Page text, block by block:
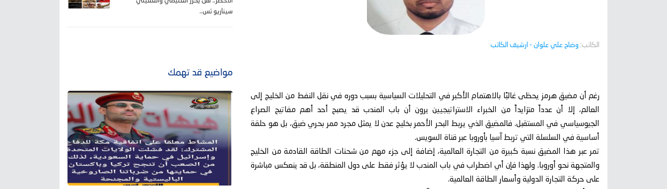
الكاتب: وضاح علي علوان - ارشيف الكاتب
رغم أن مضيق هرمز يحظى غالبًا بالاهتمام الأكبر في التحليلات السياسية بسبب دوره في نقل النفط من الخليج إلى
العالم، إلا أن عدداً متزايداً من الخبراء الاستراتيجيين يرون أن باب المندب قد يصبح أحد أهم مفاتيح الصراع
الجيوسياسي في المستقبل. فالمضيق الذي يربط البحر الأحمر بخليج عدن لا يمثل مجرد ممر بحري ضيق، بل هو حلقة
أساسية في السلسلة التي تربط آسيا بأوروبا عبر قناة السويس.
تمر عبر هذا المضيق نسبة كبيرة من التجارة العالمية، إضافة إلى جزء مهم من شحنات الطاقة القادمة من الخليج
والمتجهة نحو أوروبا. ولهذا فإن أي اضطراب في باب المندب لا يؤثر فقط على دول المنطقة، بل قد ينعكس مباشرة
على حركة التجارة الدولية وأسعار الطاقة العالمية.
سيناريو تس..
مواضيع قد تهمك